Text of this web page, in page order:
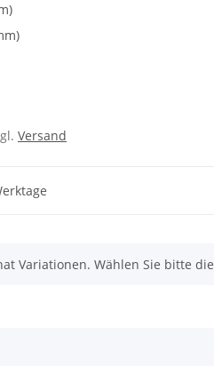
Versand
Variationen. Wählen Sie bitte